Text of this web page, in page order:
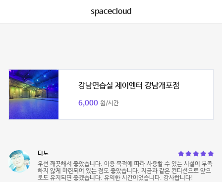
spacecloud
강남연습실 제이엔터 강남개포점
6,000 원/시간
디노
우선 깨끗해서 좋았습니다. 이용 목적에 따라 사용할 수 있는 시설이 부족
하지 않게 마련되어 있는 점도 좋았습니다. 지금과 같은 컨디션으로 앞으
로도 유지되면 좋겠습니다. 유익한 시간이었습니다. 감사합니다!